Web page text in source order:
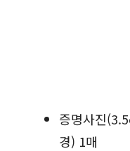
증명사진
경) 1매